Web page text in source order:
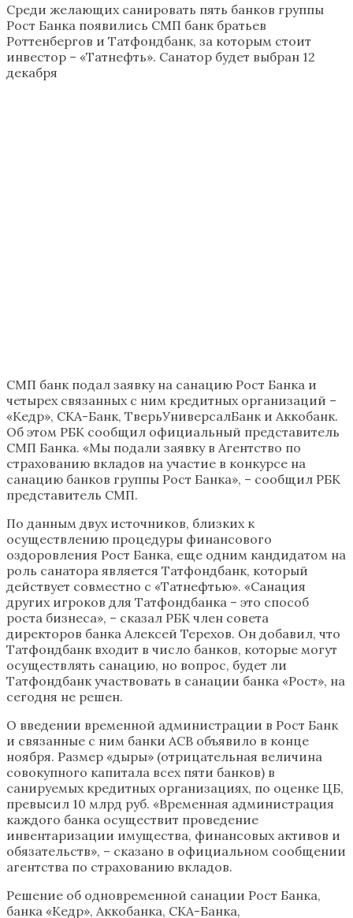
Среди желающих санировать пять банков группы
Рост Банка появились СМП банк братьев
Роттенбергов и Татфондбанк, за которым стоит
инвестор – «Татнефть». Санатор будет выбран 12
декабря
СМП банк подал заявку на санацию Рост Банка и
четырех связанных с ним кредитных организаций –
«Кедр», СКА-Банк, ТверьУниверсалБанк и Аккобанк.
Об этом РБК сообщил официальный представитель
СМП Банка. «Мы подали заявку в Агентство по
страхованию вкладов на участие в конкурсе на
санацию банков группы Рост Банка», – сообщил РБК
представитель СМП.
По данным двух источников, близких к
осуществлению процедуры финансового
оздоровления Рост Банка, еще одним кандидатом на
роль санатора является Татфондбанк, который
действует совместно с «Татнефтью». «Санация
других игроков для Татфондбанка – это способ
роста бизнеса», – сказал РБК член совета
директоров банка Алексей Терехов. Он добавил, что
Татфондбанк входит в число банков, которые могут
осуществлять санацию, но вопрос, будет ли
Татфондбанк участвовать в санации банка «Рост», на
сегодня не решен.
О введении временной администрации в Рост Банк
и связанные с ним банки АСВ объявило в конце
ноября. Размер «дыры» (отрицательная величина
совокупного капитала всех пяти банков) в
санируемых кредитных организациях, по оценке ЦБ,
превысил 10 млрд руб. «Временная администрация
каждого банка осуществит проведение
инвентаризации имущества, финансовых активов и
обязательств», – сказано в официальном сообщении
агентства по страхованию вкладов.
Решение об одновременной санации Рост Банка,
банка «Кедр», Аккобанка, СКА-Банка,